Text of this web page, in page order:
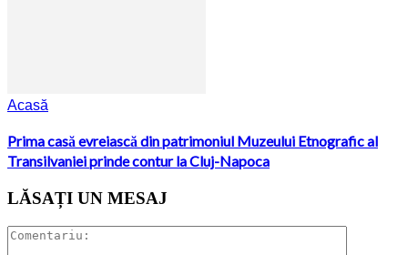
Acasă
Prima casă evreiască din patrimoniul Muzeului Etnografic al
Transilvaniei prinde contur la Cluj-Napoca
LĂSAȚI UN MESAJ